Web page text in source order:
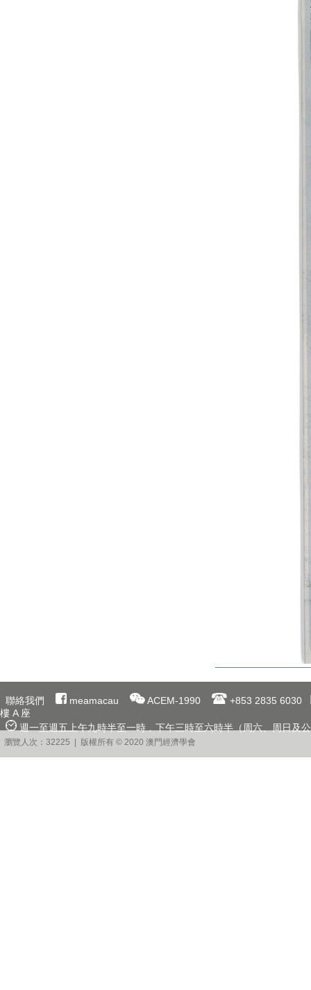
聯絡我們 meamacau ACEM-1990
+853 2835 6030
樓 A 座
週一至週五上午九時半至一時﹐下午三時至六時半（周六、周日及
瀏覽人次：32225 | 版權所有 © 2020 澳門經濟學會